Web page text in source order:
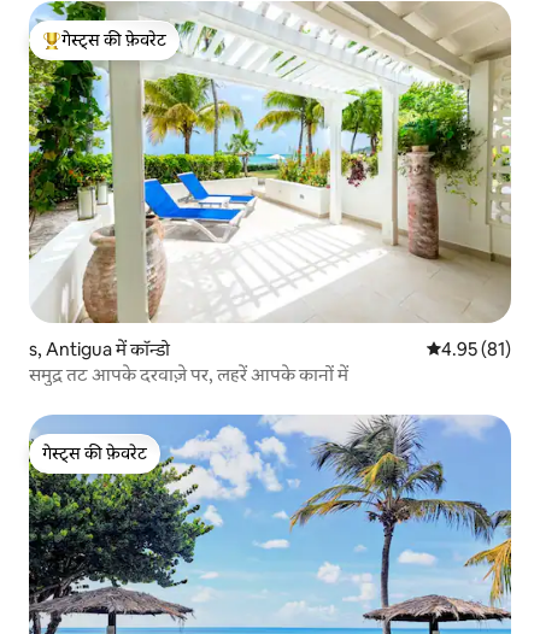
गेस्ट्स का टॉप फ़ेवरेट
गेस्ट्स की फ़ेवरेट
s, Antigua में कॉन्डो औसत रेटिंग 5 में
4.95 (81)
समुद्र तट आपके दरवाज़े पर, लहरें आपके कानों में
गेस्ट्स की फ़ेवरेट
गेस्ट्स की फ़ेवरेट